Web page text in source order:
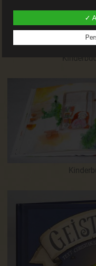
Ferner können bereits
Internetbrowser oder
werden. Dies ist in allen
Deaktiviert die betroffene
Die Internetseite erfasst
durch eine betroffene
System eine Reihe von
Informationen. Diese
werden in den Logfiles
werden können die (1)
Versionen, (2) das vom
zugreifendes System auf
ein zugreifendes System
angesteuert werden, (5)
zugreifenden Systems
Informationen, die der
Angriffen auf unsere
Bei der Nutzung dieser
ziehen wird keine
Diese Informationen
Inhalte unserer
✓